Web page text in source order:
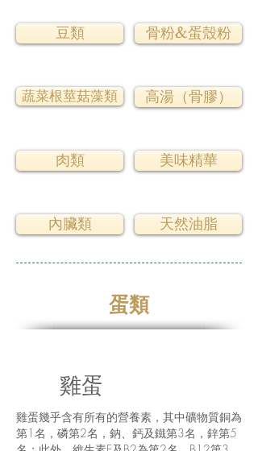
豆類 骨粉&蛋殼粉
蔬菜根莖菇藻類 高湯（骨膠）
肉類 美味精華
內臟類 天然油脂
蛋類
雞蛋
雞蛋幾乎含有所有的營養素，其中礦物質銅為
第1名，磷第2名，鈉、鈣及鐵第3名，鋅第5